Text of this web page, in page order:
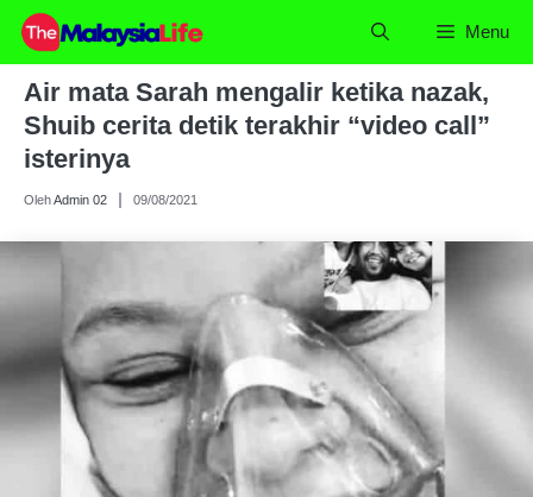
Skip
content
Menu
Air mata Sarah mengalir ketika nazak,
Shuib cerita detik terakhir “video call”
isterinya
OlehAdmin 02 09/08/2021